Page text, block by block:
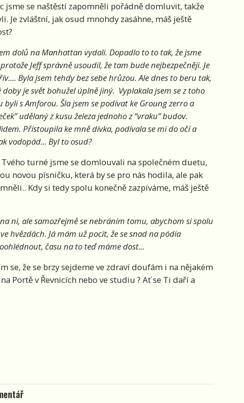
jsme se naštěstí zapomněli pořádně domluvit, takže
Je zvláštní, jak osud mnohdy zasáhne, máš ještě
dolů na Manhattan vydali. Dopadlo to to tak, že jsme
Jeff správně usoudil, že tam bude nejbezpečněji. Je
Byla jsem tehdy bez sebe hrůzou. Ale dnes to beru tak,
je svět bohužel úplně jiný. Vyplakala jsem se z toho
s Amforou. Šla jsem se podívat ke Groung zerro a
udělaný z kusu železa jednoho z “vraku” budov.
Přistoupila ke mně dívka, podívala se mi do očí a
vodopád... Byl to osud?
turné jsme se domlouvali na společném duetu,
novou písničku, která by se pro nás hodila, ale pak
Kdy si tedy spolu konečně zazpíváme, máš ještě
ni, ale samozřejmě se nebráním tomu, abychom si spolu
hvězdách. Já mám už pocit, že se snad na pódia
času na to teď máme dost...
se, že se brzy sejdeme ve zdraví doufám i na nějakém
Portě v Řevnicích nebo ve studiu ? Ať se Ti daří a